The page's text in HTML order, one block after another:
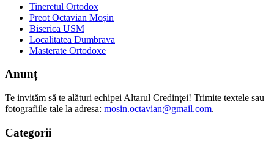
Tineretul Ortodox
Preot Octavian Moșin
Biserica USM
Localitatea Dumbrava
Masterate Ortodoxe
Anunț
Te invităm să te alături echipei Altarul Credinţei! Trimite textele sau
fotografiile tale la adresa: mosin.octavian@gmail.com.
Categorii